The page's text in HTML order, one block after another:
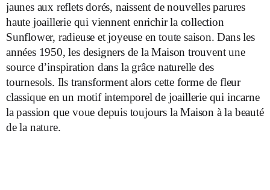
jaunes aux reflets dorés, naissent de nouvelles parures
haute joaillerie qui viennent enrichir la collection
Sunflower, radieuse et joyeuse en toute saison. Dans les
années 1950, les designers de la Maison trouvent une
source d’inspiration dans la grâce naturelle des
tournesols. Ils transforment alors cette forme de fleur
classique en un motif intemporel de joaillerie qui incarne
la passion que voue depuis toujours la Maison à la beauté
de la nature.